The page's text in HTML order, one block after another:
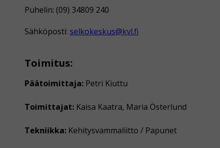
Puhelin: (09) 34809 240
Sähköposti: selkokeskus@kvl.fi
Toimitus:
Päätoimittaja: Petri Kiuttu
Toimittajat: Kaisa Kaatra, Maria Österlund
Tekniikka: Kehitysvammaliitto / Papunet